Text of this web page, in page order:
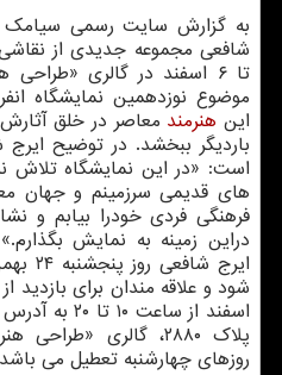
به گزارش سایت رسمی سیامك
تا ۶ اسفند در گالری
موضوع نوزدهمین نمایشگاه
این هنرمند معاصر در خلق
باردیگر ببخشد. در توضیح
است: «در این نمایشگاه تلاش
های قدیمی سرزمینم و جهان
فرهنگی فردی خودرا بیابم و
دراین زمینه به نمایش
اسفند از ساعت
پلاك ۲۸۸۰، گالری
روزهای چهارشنبه تعطیل می